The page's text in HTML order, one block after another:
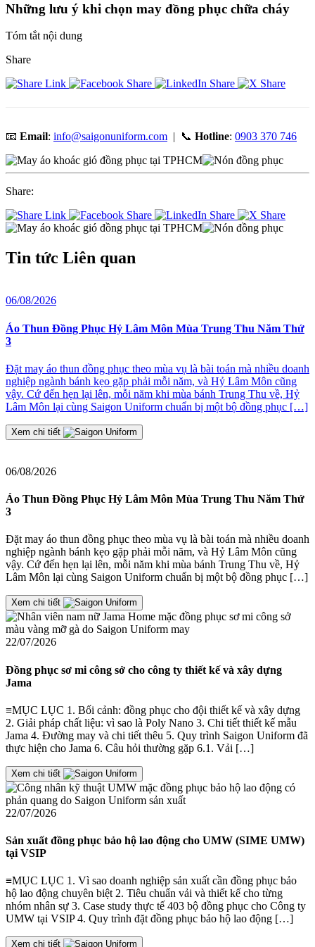
Những lưu ý khi chọn may đồng phục chữa cháy
Tóm tắt nội dung
Share
📧 Email: info@saigonuniform.com | 📞 Hotline: 0903 370 746
Share:
Tin tức Liên quan
06/08/2026
Áo Thun Đồng Phục Hỷ Lâm Môn Mùa Trung Thu Năm Thứ
3
Đặt may áo thun đồng phục theo mùa vụ là bài toán mà nhiều doanh
nghiệp ngành bánh kẹo gặp phải mỗi năm, và Hỷ Lâm Môn cũng
vậy. Cứ đến hẹn lại lên, mỗi năm khi mùa bánh Trung Thu về, Hỷ
Lâm Môn lại cùng Saigon Uniform chuẩn bị một bộ đồng phục […]
Xem chi tiết
06/08/2026
Áo Thun Đồng Phục Hỷ Lâm Môn Mùa Trung Thu Năm Thứ
3
Đặt may áo thun đồng phục theo mùa vụ là bài toán mà nhiều doanh
nghiệp ngành bánh kẹo gặp phải mỗi năm, và Hỷ Lâm Môn cũng
vậy. Cứ đến hẹn lại lên, mỗi năm khi mùa bánh Trung Thu về, Hỷ
Lâm Môn lại cùng Saigon Uniform chuẩn bị một bộ đồng phục […]
Xem chi tiết
22/07/2026
Đồng phục sơ mi công sở cho công ty thiết kế và xây dựng
Jama
≡MỤC LỤC 1. Bối cảnh: đồng phục cho đội thiết kế và xây dựng
2. Giải pháp chất liệu: vì sao là Poly Nano 3. Chi tiết thiết kế mẫu
Jama 4. Đường may và chi tiết thêu 5. Quy trình Saigon Uniform đã
thực hiện cho Jama 6. Câu hỏi thường gặp 6.1. Vải […]
Xem chi tiết
22/07/2026
Sản xuất đồng phục bảo hộ lao động cho UMW (SIME UMW)
tại VSIP
≡MỤC LỤC 1. Vì sao doanh nghiệp sản xuất cần đồng phục bảo
hộ lao động chuyên biệt 2. Tiêu chuẩn vải và thiết kế cho từng
nhóm nhân sự 3. Case study thực tế 403 bộ đồng phục cho Công ty
UMW tại VSIP 4. Quy trình đặt đồng phục bảo hộ lao động […]
Xem chi tiết